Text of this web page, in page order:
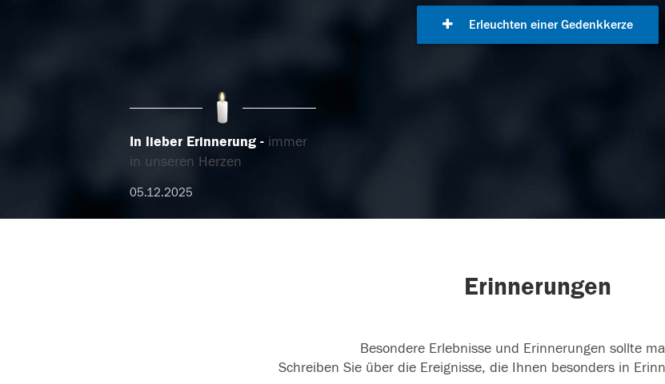
Erleuchten einer Gedenkkerze
In lieber Erinnerung
immer
in unseren Herzen
05.12.2025
Erinnerungen
Besondere Erlebnisse und Erinnerungen sollte
Schreiben Sie über die Ereignisse, die Ihnen besonders in